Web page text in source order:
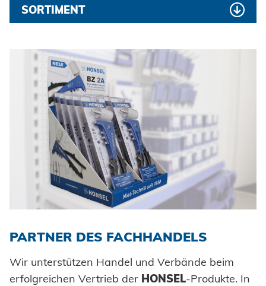
SORTIMENT
100 xOPTO
Mehrbereichs-
Blindniet ALU/STAHL
3,2 x 8,0 Flachkopf
Klemmbereich: 0,8 - 4,8 mm
Art. Nr.: 10600032080
50 xOPTO ®Mehrbereichs-
Blindniet ALU/STAHL
Klemmbereich: 4,0 - 7,9 mm
Art. Nr.: 10600032110
PARTNER DES FACHHANDELS
Wir unterstützen Handel und Verbände beim
erfolgreichen Vertrieb der HONSEL-Produkte. In